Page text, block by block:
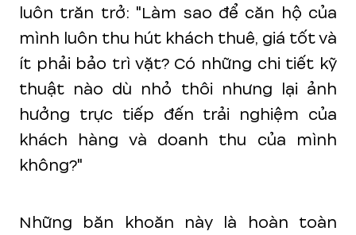
luôn trăn trở: "Làm sao để căn hộ của
mình luôn thu hút khách thuê, giá tốt và
ít phải bảo trì vặt? Có những chi tiết kỹ
thuật nào dù nhỏ thôi nhưng lại ảnh
hưởng trực tiếp đến trải nghiệm của
khách hàng và doanh thu của mình
không?"
Những băn khoăn này là hoàn toàn